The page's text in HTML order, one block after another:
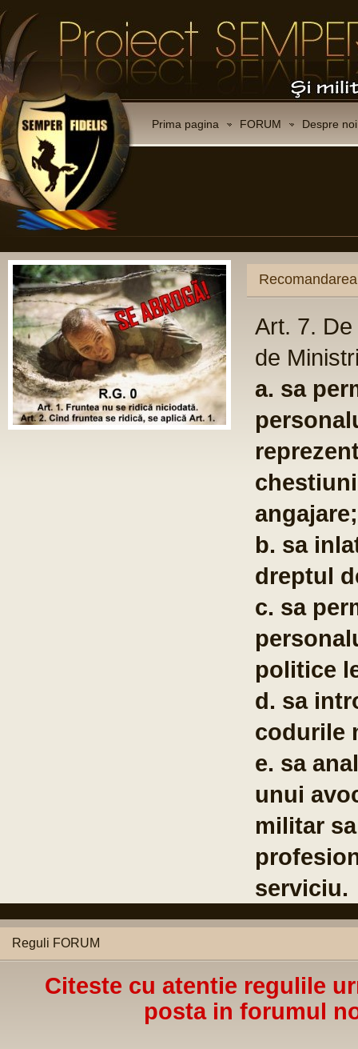
Prima pagina FORUM Despre noi
Reguli FORUM
Citeste cu atentie regulile
posta in forumul